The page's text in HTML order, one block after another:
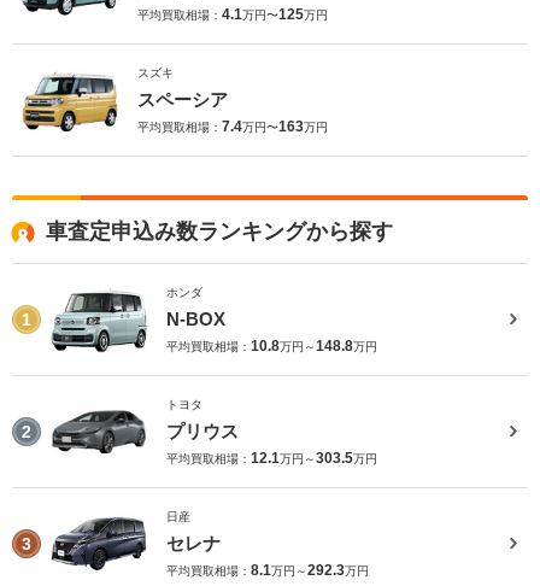
平均買取相場： 4.1万円〜125万円
スズキ
スペーシア
平均買取相場： 7.4万円〜163万円
車査定申込み数ランキングから探す
1
ホンダ
N-BOX
平均買取相場： 10.8万円～148.8万円
2
トヨタ
プリウス
平均買取相場： 12.1万円～303.5万円
3
日産
セレナ
平均買取相場： 8.1万円～292.3万円